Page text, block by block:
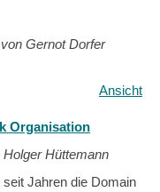
Gernot Dorfer
Ansicht
Organisation
Hüttemann
Jahren die Domain